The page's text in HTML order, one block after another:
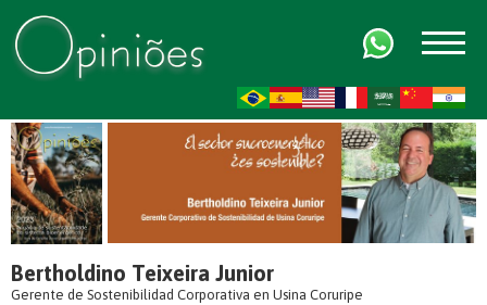
Bertholdino Teixeira Junior
Gerente de Sostenibilidad Corporativa en Usina Coruripe